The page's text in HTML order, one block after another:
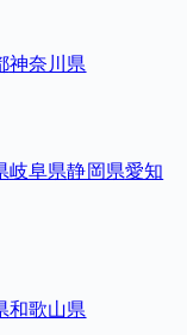
神奈川県
岐阜県静岡県愛知
和歌山県